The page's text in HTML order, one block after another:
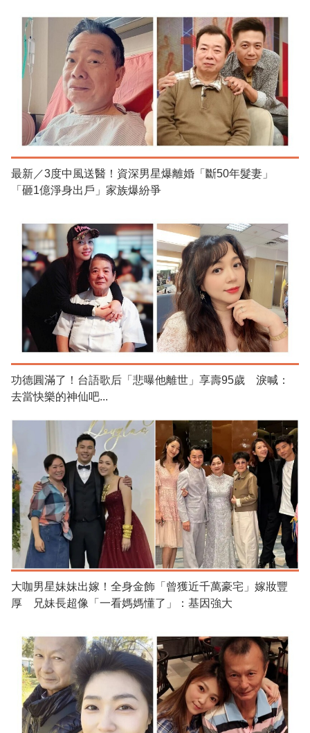
最新／3度中風送醫！資深男星爆離婚「斷50年髮妻」
「砸1億淨身出戶」家族爆紛爭
功德圓滿了！台語歌后「悲曝他離世」享壽95歲 淚喊：
去當快樂的神仙吧...
大咖男星妹妹出嫁！全身金飾「曾獲近千萬豪宅」嫁妝豐
厚 兄妹長超像「一看媽媽懂了」：基因強大